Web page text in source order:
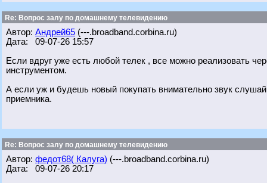
Re: Вопрос залу по домашнему телевидению
Автор: Андрей65 (---.broadband.corbina.ru)
Дата: 09-07-26 15:57
Если вдруг уже есть любой телек , все можно реализовать
инструментом.
А если уж и будешь новый покупать внимательно звук
приемника.
Re: Вопрос залу по домашнему телевидению
Автор: федот68( Калуга) (---.broadband.corbina.ru)
Дата: 09-07-26 20:17